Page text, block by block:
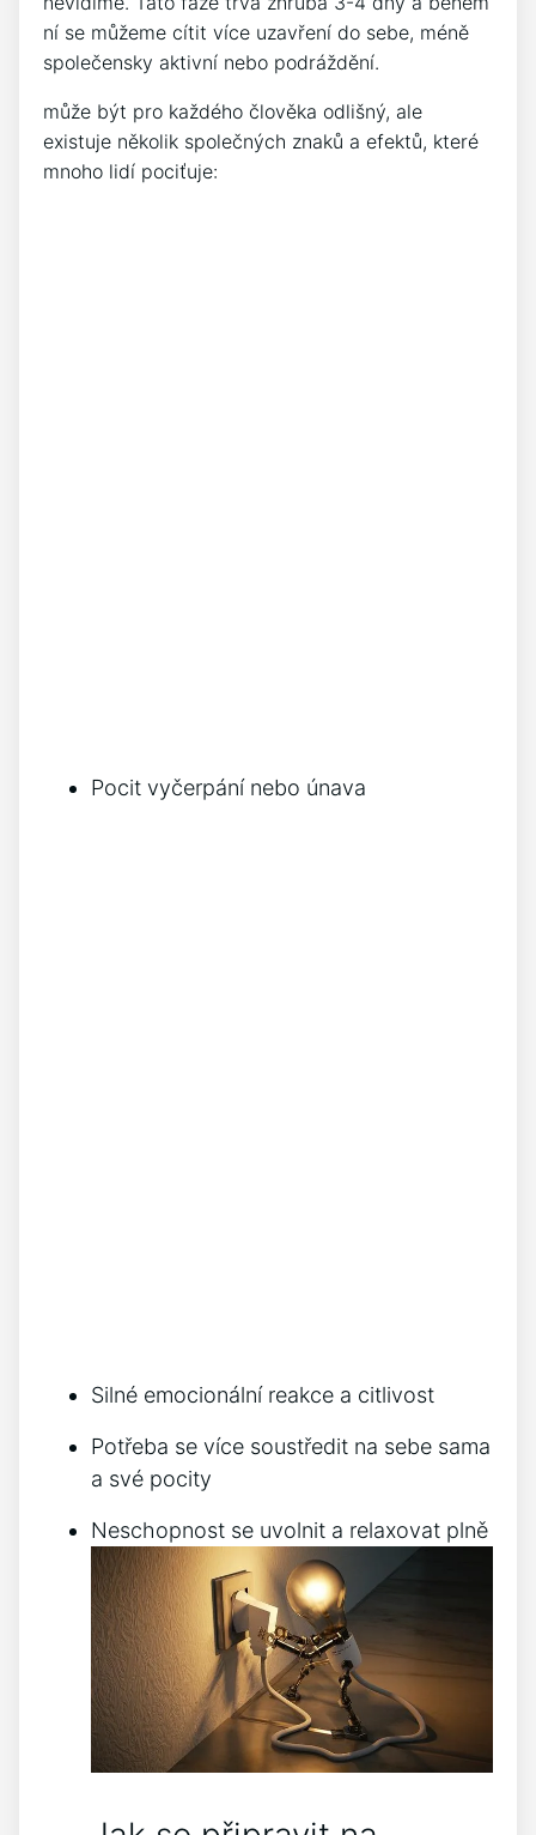
ní se můžeme cítit více uzavření do sebe, méně
společensky aktivní nebo podráždění.
může být pro každého člověka odlišný, ale
existuje několik společných znaků a efektů, které
mnoho lidí pociťuje:
Pocit vyčerpání nebo únava
Silné emocionální reakce a citlivost
Potřeba se více soustředit na sebe sama
a své pocity
Neschopnost se uvolnit a relaxovat plně